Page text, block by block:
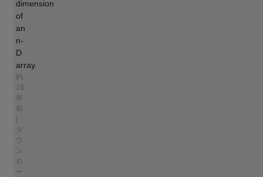
dimension
of
an
n-
D
array.
約
16
年
前
|
ダ
ウ
ン
ロ
ー